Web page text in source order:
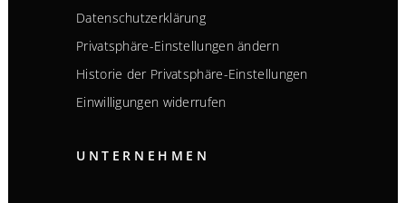
Datenschutzerklärung
Privatsphäre-Einstellungen ändern
Historie der Privatsphäre-Einstellungen
Einwilligungen widerrufen
UNTERNEHMEN